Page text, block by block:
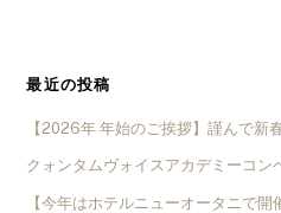
最近の投稿
【2026年 年始のご挨拶】謹んで新
クォンタムヴォイスアカデミーコ
【今年はホテルニューオータニで